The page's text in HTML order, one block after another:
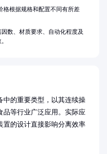
中的重要类型，以其连续操
品等行业广泛应用。实际应
置的设计直接影响分离效率
格根据规格和配置不同有所差
数、材质要求、自动化程度及